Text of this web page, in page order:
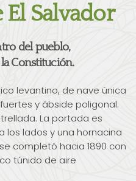
El Salvador
del pueblo,
Constitución.
levantino, de nave única
y ábside poligonal.
La portada es
los lados y una hornacina
completó hacia 1890 con
túnido de aire